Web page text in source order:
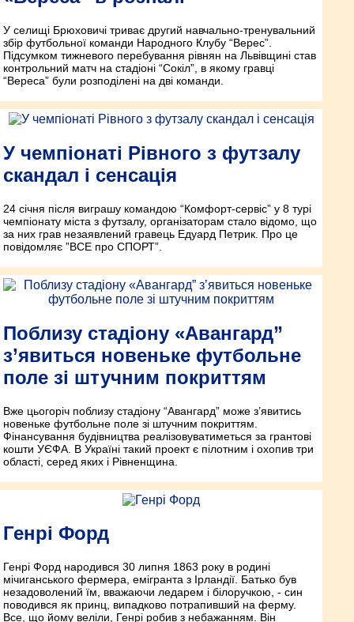
У селищі Брюховичі триває другий навчально-тренувальний
збір футбольної команди Народного Клубу “Верес”.
Підсумком тижневого перебування рівнян на Львівщині став
контрольний матч на стадіоні “Сокіл”, в якому гравці
“Вереса” були розподілені на дві команди.
У чемпіонаті Рівного з футзалу
скандал і сенсація
24 січня після виграшу командою “Комфорт-сервіс” у 8 турі
чемпіонату міста з футзалу, організаторам стало відомо, що
за них грав незаявлений гравець Едуард Петрик. Про це
повідомляє ”ВСЕ про СПОРТ”.
Поблизу стадіону «Авангард”
з’явиться новеньке футбольне
поле зі штучним покриттям
Вже цьогоріч поблизу стадіону “Авангард” може з’явитись
новеньке футбольне поле зі штучним покриттям.
Фінансування будівництва реалізовуватиметься за грантові
кошти УЄФА. В Україні такий проект є пілотним і охопив три
області, серед яких і Рівненщина.
Генрі Форд
Генрі Форд народився 30 липня 1863 року в родині
мічиганського фермера, емігранта з Ірландії. Батько був
незадоволений їм, вважаючи ледарем і білоручкою, - син
поводився як принц, випадково потрапивший на ферму.
Все, що йому веліли, Генрі робив з небажанням. Він